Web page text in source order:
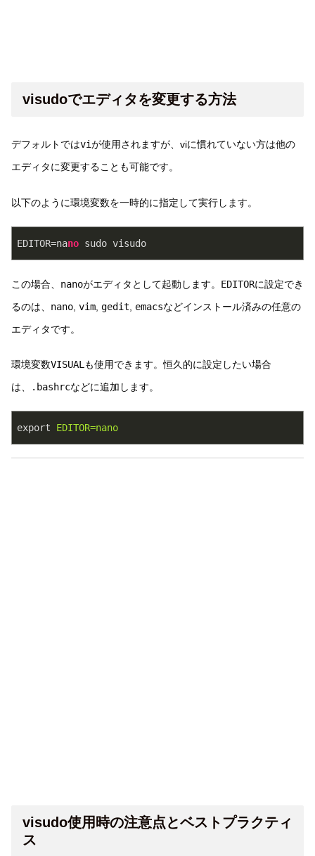
visudoでエディタを変更する方法
デフォルトではviが使用されますが、viに慣れていない方は他の
エディタに変更することも可能です。
以下のように環境変数を一時的に指定して実行します。
EDITOR=nano sudo visudo
この場合、 nanoがエディタとして起動します。 EDITORに設定でき
るのは、 nano vim gedit emacsなどインストール済みの任意の
エディタです。
環境変数VISUAL も使用できます。恒久的に設定したい場合
は、
.bashrcなどに追加します。
export EDITOR=nano
visudo使用時の注意点とベストプラクティ
ス